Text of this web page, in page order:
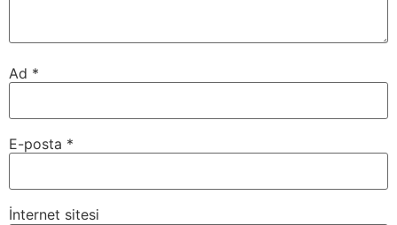
Ad *
E-posta *
İnternet sitesi